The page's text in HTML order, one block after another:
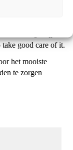
good care of it.
het mooiste
te zorgen